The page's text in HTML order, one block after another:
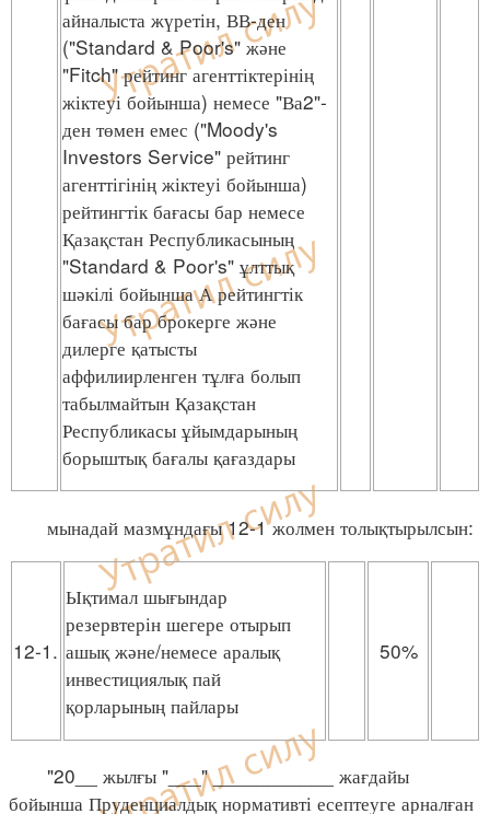
айналыста жүретін, ВВ-ден
("Standard & Poor's" және
"Fitch" рейтинг агенттіктерінің
жіктеуі бойынша) немесе "Ва2"-
ден төмен емес ("Moody's
Investors Service" рейтинг
агенттігінің жіктеуі бойынша)
рейтингтік бағасы бар немесе
Қазақстан Республикасының
"Standard & Poor's" ұлттық
шәкілі бойынша А рейтингтік
бағасы бар брокерге және
дилерге қатысты
аффилиирленген тұлға болып
табылмайтын Қазақстан
Республикасы ұйымдарының
борыштық бағалы қағаздары
мынадай мазмұндағы 12-1 жолмен толықтырылсын:
12-1.
Ықтимал шығындар
резервтерін шегере отырып
ашық және/немесе аралық
инвестициялық пай
қорларының пайлары
50%
"20__ жылғы "___" ___________ жағдайы
бойынша Пруденциалдық нормативті есептеуге арналған